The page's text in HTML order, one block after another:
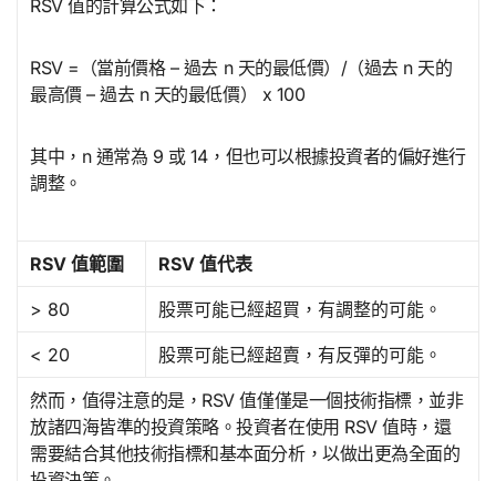
RSV 值的計算公式如下：
RSV =（當前價格 – 過去 n 天的最低價）/（過去 n 天的
最高價 – 過去 n 天的最低價） x 100
其中，n 通常為 9 或 14，但也可以根據投資者的偏好進行
調整。
RSV 值範圍 RSV 值代表
> 80 股票可能已經超買，有調整的可能。
< 20 股票可能已經超賣，有反彈的可能。
然而，值得注意的是，RSV 值僅僅是一個技術指標，並非
放諸四海皆準的投資策略。投資者在使用 RSV 值時，還
需要結合其他技術指標和基本面分析，以做出更為全面的